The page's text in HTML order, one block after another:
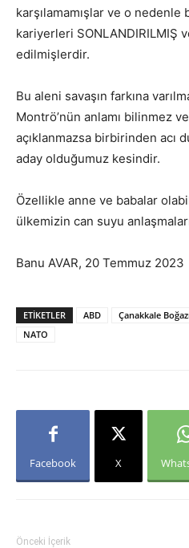
karşılamamışlar ve o nedenle
kariyerleri SONLANDIRILMIŞ
edilmişlerdir.
Bu aleni savaşın farkına
Montrö’nün anlamı bilinmez
açıklanmazsa birbirinden acı
aday olduğumuz kesindir.
Özellikle anne ve babalar
ülkemizin can suyu
Banu AVAR, 20 Temmuz 2023
ETIKETLER ABD Çanakkale
NATO
Facebook X
Önceki İçerik